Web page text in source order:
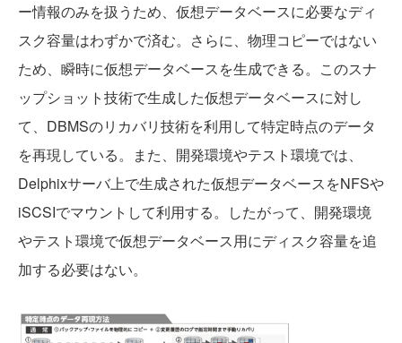
ー情報のみを扱うため、仮想データベースに必要なディ
スク容量はわずかで済む。さらに、物理コピーではない
ため、瞬時に仮想データベースを生成できる。このスナ
ップショット技術で生成した仮想データベースに対し
て、DBMSのリカバリ技術を利用して特定時点のデータ
を再現している。また、開発環境やテスト環境では、
Delphixサーバ上で生成された仮想データベースをNFSや
iSCSIでマウントして利用する。したがって、開発環境
やテスト環境で仮想データベース用にディスク容量を追
加する必要はない。